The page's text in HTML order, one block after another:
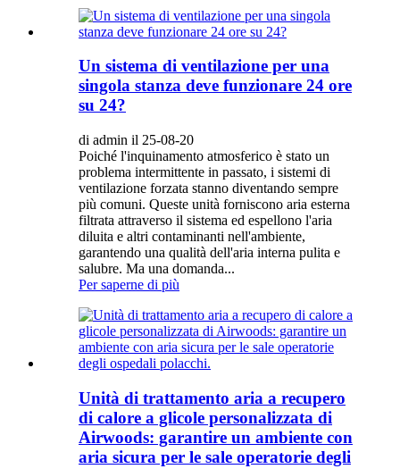
Un sistema di ventilazione per una
singola stanza deve funzionare 24 ore
su 24?
di admin il 25-08-20
Poiché l'inquinamento atmosferico è stato un
problema intermittente in passato, i sistemi di
ventilazione forzata stanno diventando sempre
più comuni. Queste unità forniscono aria esterna
filtrata attraverso il sistema ed espellono l'aria
diluita e altri contaminanti nell'ambiente,
garantendo una qualità dell'aria interna pulita e
salubre. Ma una domanda...
Per saperne di più
Unità di trattamento aria a recupero
di calore a glicole personalizzata di
Airwoods: garantire un ambiente con
aria sicura per le sale operatorie degli